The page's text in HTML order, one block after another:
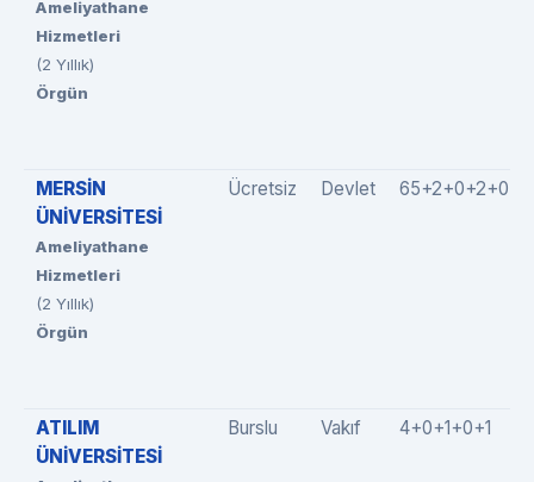
Ameliyathane
Hizmetleri
(2 Yıllık)
Örgün
MERSİN
ÜNİVERSİTESİ
Ameliyathane
Hizmetleri
(2 Yıllık)
Örgün
Ücretsiz Devlet 65+2+0+2+0
ATILIM
ÜNİVERSİTESİ
Burslu Vakıf 4+0+1+0+1